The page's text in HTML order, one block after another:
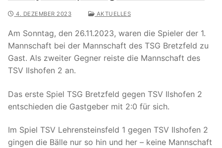
4. DEZEMBER 2023 AKTUELLES
Am Sonntag, den 26.11.2023, waren die Spieler der 1.
Mannschaft bei der Mannschaft des TSG Bretzfeld zu
Gast. Als zweiter Gegner reiste die Mannschaft des
TSV Ilshofen 2 an.
Das erste Spiel TSG Bretzfeld gegen TSV Ilshofen 2
entschieden die Gastgeber mit 2:0 für sich.
Im Spiel TSV Lehrensteinsfeld 1 gegen TSV Ilshofen 2
gingen die Bälle nur so hin und her – keine Mannschaft